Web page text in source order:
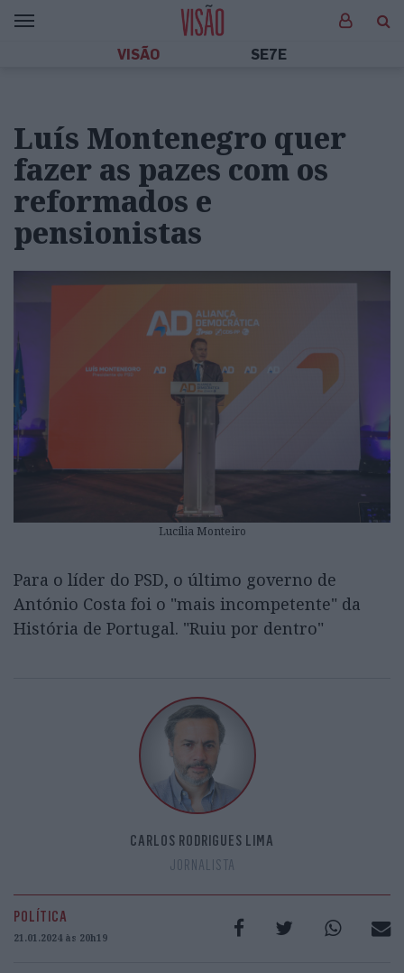
VISÃO SE7E
Luís Montenegro quer
fazer as pazes com os
reformados e
pensionistas
Lucília Monteiro
Para o líder do PSD, o último governo de
António Costa foi o "mais incompetente" da
História de Portugal. "Ruiu por dentro"
CARLOS RODRIGUES LIMA
JORNALISTA
POLÍTICA
21.01.2024 às 20h19